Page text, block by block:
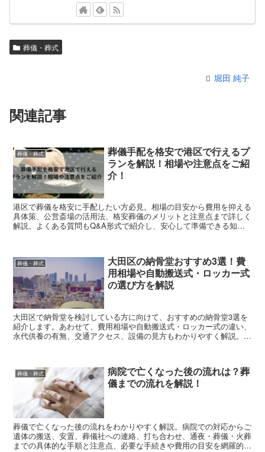
葬儀・葬式
堀田 純子
関連記事
葬儀・葬式
葬儀手配を格安で港区で行えるプ
ランを解説！相場や注意点をご紹
介！
港区で葬儀を格安に手配したい方必見。相場の目安から費用を抑える
具体策、公営斎場の活用法、格安葬儀のメリットと注意点まで詳しく
解説。よくある質問もQ&A形式で紹介し、安心して準備できる知識
葬儀・葬式
大田区の納骨堂おすすめ3選！費
用相場や自動搬送式・ロッカー式
の選び方を解説
大田区で納骨堂を検討している方に向けて、おすすめの納骨堂3選を
紹介します。あわせて、費用相場や自動搬送式・ロッカー式の違い、
永代供養の有無、交通アクセス、設備の見方もわかりやすく解説。初
葬儀・葬式
病院で亡くなった後の流れは？葬
儀までの流れを解説！
葬儀で亡くなった後の流れをわかりやすく解説。病院での対応からご
遺体の搬送、安置、葬儀社への連絡、打ち合わせ、通夜・葬儀・火葬
までの具体的な手順と注意点、必要な手続きや費用の目安を網羅的に